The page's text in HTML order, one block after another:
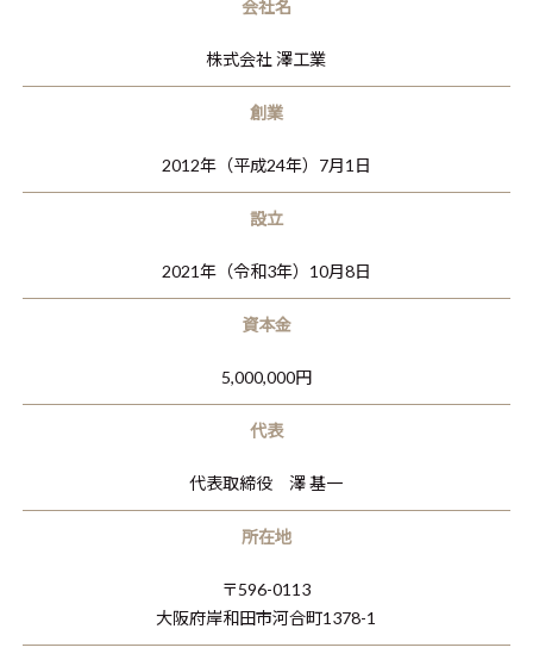
会社名
株式会社 澤工業
創業
2012年（平成24年）7月1日
設立
2021年（令和3年）10月8日
資本金
5,000,000円
代表
代表取締役 澤 基一
所在地
〒596-0113
大阪府岸和田市河合町1378-1